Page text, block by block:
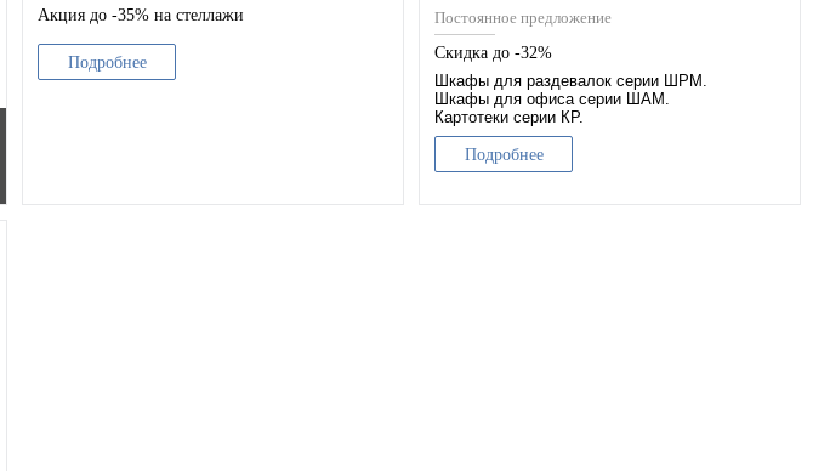
Акция до -35% на стеллажи
Подробнее
Постоянное предложение
Скидка до -32%
Шкафы для раздевалок серии ШРМ.
Шкафы для офиса серии ШАМ.
Картотеки серии КР.
Подробнее